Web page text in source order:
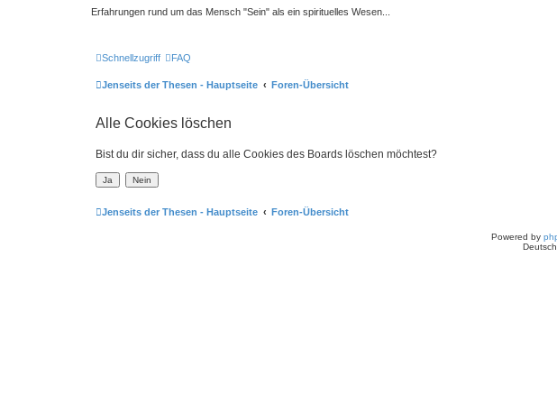
Erfahrungen rund um das Mensch "Sein" als ein spirituelles Wesen...
Schnellzugriff FAQ
Jenseits der Thesen - Hauptseite Foren-Übersicht
Alle Cookies löschen
Bist du dir sicher, dass du alle Cookies des Boards löschen möchtest?
Jenseits der Thesen - Hauptseite Foren-Übersicht
Powered by